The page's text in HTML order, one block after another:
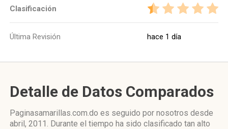
Clasificación
Última Revisión hace 1 día
Detalle de Datos Comparados
Paginasamarillas.com.do es seguido por nosotros desde
abril, 2011. Durante el tiempo ha sido clasificado tan alto